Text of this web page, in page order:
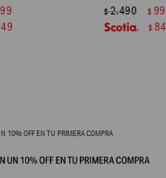
$2.490 $
$
10% OFF EN TU PRIMERA COMPRA